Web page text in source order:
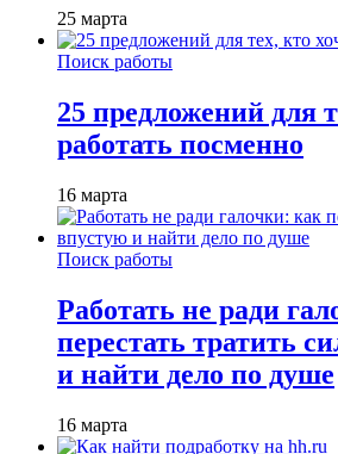
25 марта
Поиск работы
25 предложений для
работать посменно
16 марта
Поиск работы
Работать не ради
перестать тратить
и найти дело по душе
16 марта